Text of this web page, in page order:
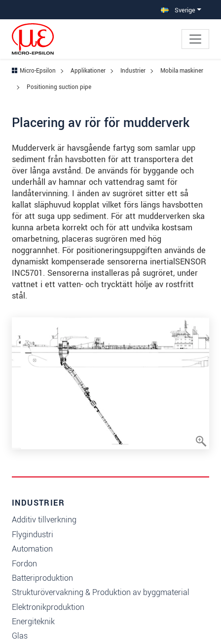
Sverige
Micro-Epsilon Applikationer Industrier
Mobila maskiner
Positioning suction pipe
Placering av rör för mudderverk
Mudderverk är havsgående fartyg som samlar upp
sediment från havsbotten för att transportera det
över långa avstånd. De används för byggande och
underhåll av hamnar och vattendrag samt för
landåtervinning. I änden av sugröret sitter ett så
kallat släphuvud kopplat vilket förs längs havsbotten
för att suga upp sediment. För att mudderverken ska
kunna arbeta korrekt och för att undvika kostsam
omarbetning, placeras sugrören med hög
noggrannhet. För positioneringsuppgiften används de
dynamiskt kompenserade sensorerna inertialSENSOR
INC5701. Sensorerna installeras på sugröret, under
vattnet i ett vatten- och trycktätt hölje av rostfritt
stål.
INDUSTRIER
Additiv tillverkning
Flygindustri
Automation
Fordon
Batteriproduktion
Strukturövervakning & Produktion av byggmaterial
Elektronikproduktion
Energiteknik
Glas